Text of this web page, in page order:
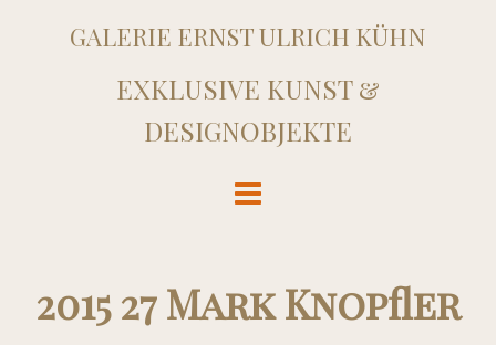
GALERIE ERNST ULRICH KÜHN
EXKLUSIVE KUNST &
DESIGNOBJEKTE
2015 27 Mark Knopfler